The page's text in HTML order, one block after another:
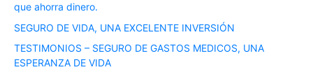
que ahorra dinero.
SEGURO DE VIDA, UNA EXCELENTE INVERSIÓN
TESTIMONIOS – SEGURO DE GASTOS MEDICOS, UNA
ESPERANZA DE VIDA